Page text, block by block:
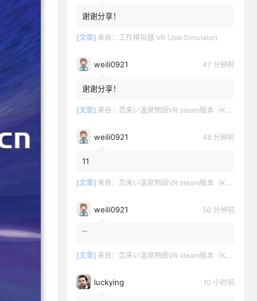
谢谢分享！
[文章] 来自： 工作模拟器 VR (Job Simulator)
weili0921 47 分钟前
谢谢分享！
[文章] 来自： 恋来い温泉物語VR steam版本（KoiKoiMonogatari VR）
weili0921 48 分钟前
11
[文章] 来自： 恋来い温泉物語VR steam版本（KoiKoiMonogatari VR）
weili0921 51 分钟前
˙˙˙
[文章] 来自： 恋来い温泉物語VR steam版本（KoiKoiMonogatari VR）
luckying 10 小时前